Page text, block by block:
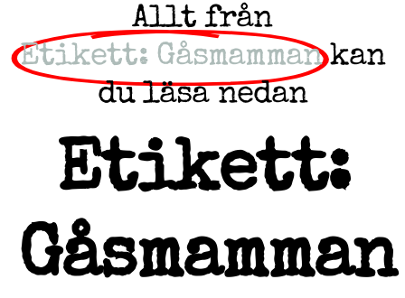
Allt från
Etikett: Gåsmamman kan
du läsa nedan
Etikett:
Gåsmamman